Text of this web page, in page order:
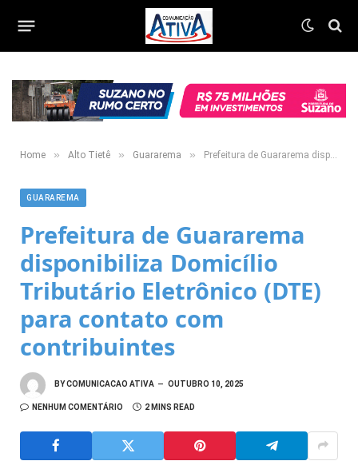
Home » Alto Tietê » Guararema » Prefeitura de Guararema disponibiliza Domicílio Tributário Eletrônico (DTE) para contato com contribuintes
GUARAREMA
Prefeitura de Guararema
disponibiliza Domicílio
Tributário Eletrônico (DTE)
para contato com
contribuintes
BYCOMUNICACAO ATIVA OUTUBRO 10, 2025
NENHUM COMENTÁRIO 2 MINS READ